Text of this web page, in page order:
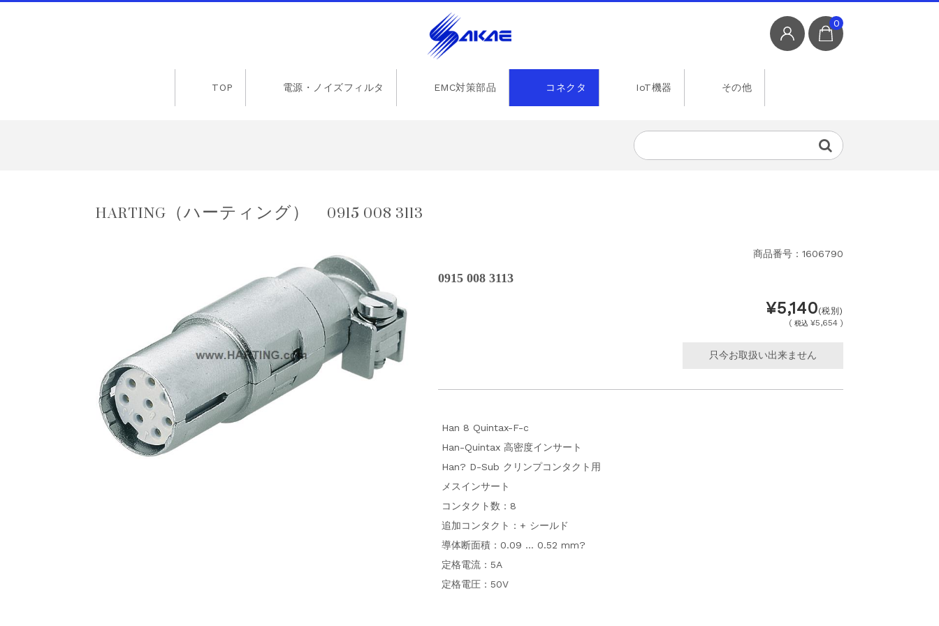
0
TOP 電源・ノイズフィルタ EMC対策部品 コネクタ IoT機器 その他
HARTING（ハーティング） 0915 008 3113
商品番号：1606790
0915 008 3113
¥5,140(税別)
( 税込 ¥5,654 )
只今お取扱い出来ません
Han 8 Quintax-F-c
Han-Quintax 高密度インサート
Han? D-Sub クリンプコンタクト用
メスインサート
コンタクト数：8
追加コンタクト：+ シールド
導体断面積：0.09 … 0.52 mm?
定格電流：5A
定格電圧：50V